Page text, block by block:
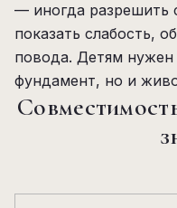
— иногда разрешить
показать слабость,
повода. Детям
фундамент, но и